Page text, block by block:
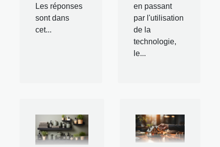
Les réponses
sont dans
cet...
en passant
par l'utilisation
de la
technologie,
le...